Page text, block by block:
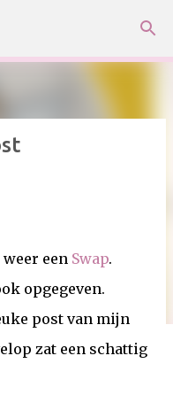
een Swap.
opgegeven.
post van mijn
zat een schattig